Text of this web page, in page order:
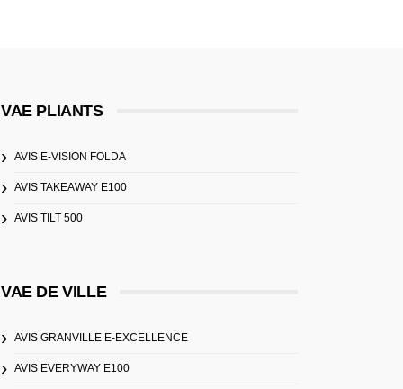
VAE PLIANTS
AVIS E-VISION FOLDA
AVIS TAKEAWAY E100
AVIS TILT 500
VAE DE VILLE
AVIS GRANVILLE E-EXCELLENCE
AVIS EVERYWAY E100